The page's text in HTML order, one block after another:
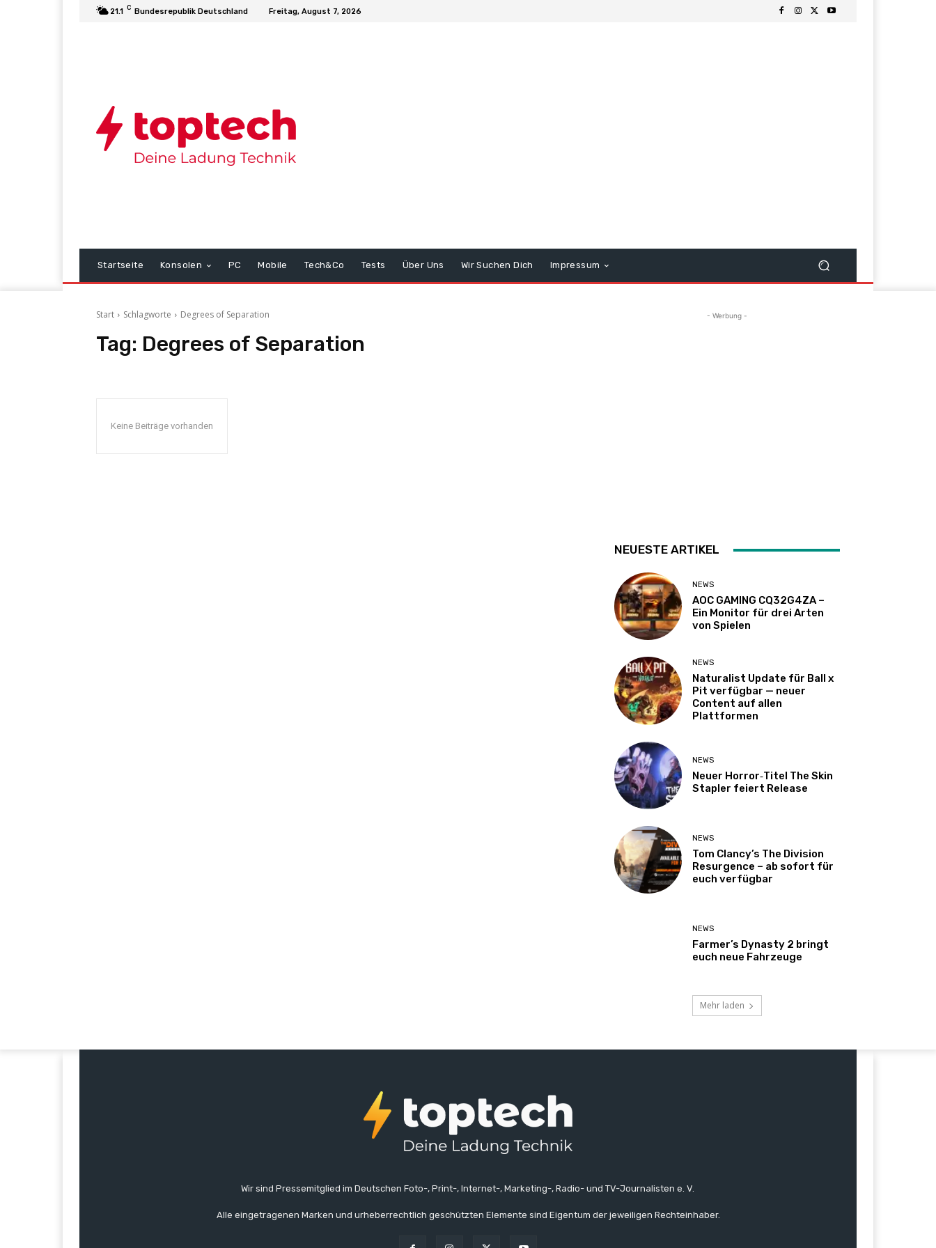
21.1 C Bundesrepublik Deutschland Freitag, August 7, 2026
Startseite Konsolen PC Mobile Tech&Co Tests Über Uns Wir Suchen Dich Impressum
Start Schlagworte Degrees of Separation
Tag: Degrees of Separation
Keine Beiträge vorhanden
- Werbung -
NEUESTE ARTIKEL
NEWS
AOC GAMING CQ32G4ZA –
Ein Monitor für drei Arten
von Spielen
NEWS
Naturalist Update für Ball x
Pit verfügbar — neuer
Content auf allen
Plattformen
NEWS
Neuer Horror‑Titel The Skin
Stapler feiert Release
NEWS
Tom Clancy’s The Division
Resurgence – ab sofort für
euch verfügbar
NEWS
Farmer’s Dynasty 2 bringt
euch neue Fahrzeuge
Mehr laden
Wir sind Pressemitglied im Deutschen Foto-, Print-, Internet-, Marketing-, Radio- und TV-Journalisten e. V.
Alle eingetragenen Marken und urheberrechtlich geschützten Elemente sind Eigentum der jeweiligen Rechteinhaber.